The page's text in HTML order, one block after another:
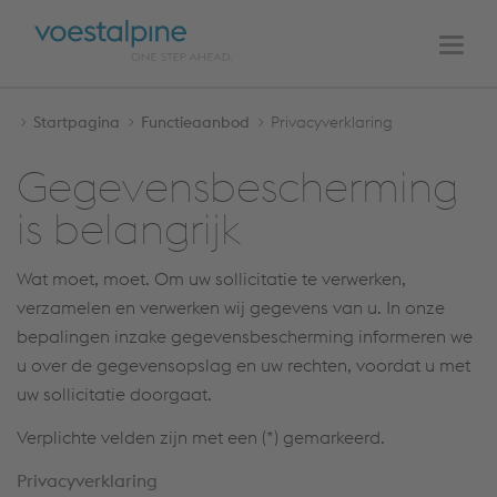
Naar
Naar
HOOFDNAVIGATIE
Startpagina Functieaanbod Privacyverklaring
Gegevensbescherming
is belangrijk
Wat moet, moet. Om uw sollicitatie te verwerken,
verzamelen en verwerken wij gegevens van u. In onze
bepalingen inzake gegevensbescherming informeren we
u over de gegevensopslag en uw rechten, voordat u met
uw sollicitatie doorgaat.
Verplichte velden zijn met een (*) gemarkeerd.
Privacy­verklaring